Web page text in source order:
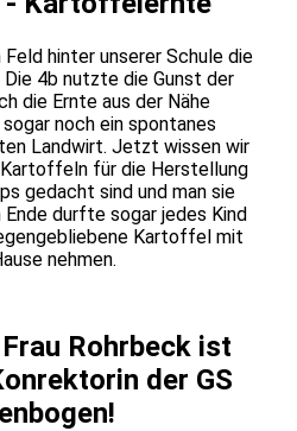
hinter unserer Schule die
4b nutzte die Gunst der
die Ernte aus der Nähe
noch ein spontanes
Landwirt. Jetzt wissen wir
Kartoffeln für die Herstellung
gedacht sind und man sie
durfte sogar jedes Kind
Kartoffel mit
nehmen.
Rohrbeck ist
der GS